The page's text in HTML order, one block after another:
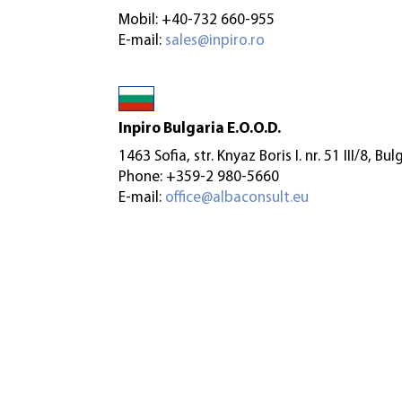
Mobil: +40-732 660-955
E-mail: sales@inpiro.ro
Inpiro Bulgaria E.O.O.D.
1463 Sofia, str. Knyaz Boris I. nr. 51 III/8,
Phone: +359-2 980-5660
E-mail: office@albaconsult.eu